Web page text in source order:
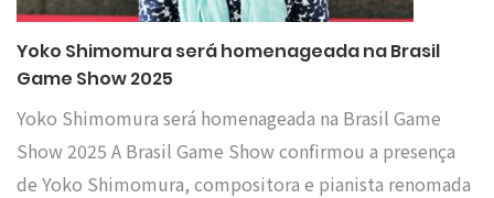
Yoko Shimomura será homenageada na Brasil
Game Show 2025
Yoko Shimomura será homenageada na Brasil Game
Show 2025 A Brasil Game Show confirmou a presença
de Yoko Shimomura, compositora e pianista renomada